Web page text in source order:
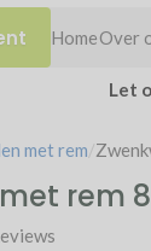
HomeOver
Let
met rem
rem